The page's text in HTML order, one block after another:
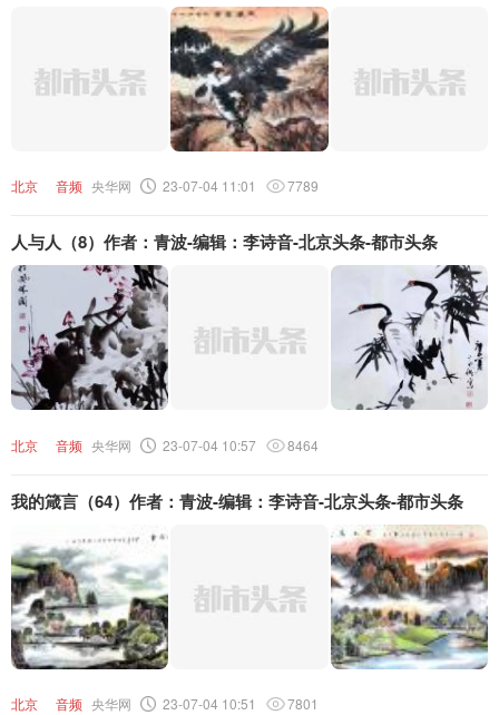
北京 音频 央华网 23-07-04 11:01 7789
人与人（8）作者：青波-编辑：李诗音-北京头条-都市头条
北京 音频 央华网 23-07-04 10:57 8464
我的箴言（64）作者：青波-编辑：李诗音-北京头条-都市头条
北京 音频 央华网 23-07-04 10:51 7801